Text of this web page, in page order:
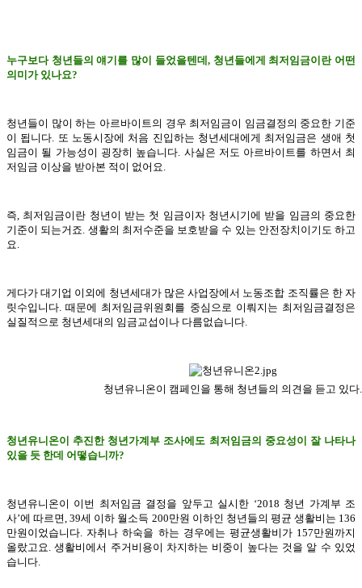
누구보다 청년들의 얘기를 많이 들었을텐데, 청년들에게 최저임금이란 어떤
의미가 있나요?
청년들이 많이 하는 아르바이트의 경우 최저임금이 임금결정의 중요한 기준
이 됩니다. 또 노동시장에 처음 진입하는 청년세대에게 최저임금은 생애 첫
임금이 될 가능성이 굉장히 높습니다. 사실은 저도 아르바이트를 하면서 최
저임금 이상을 받아본 적이 없어요.
즉, 최저임금이란 청년이 받는 첫 임금이자 청년시기에 받을 임금의 중요한
기준이 되는거죠. 생활의 최저수준을 보호받을 수 있는 안전장치이기도 하고
요.
게다가 대기업 이외에 청년세대가 많은 사업장에서 노동조합 조직률은 한 자
릿수입니다. 때문에 최저임금위원회를 중심으로 이뤄지는 최저임금결정은
실질적으로 청년세대의 임금교섭이나 다름없습니다.
청년유니온이 캠페인을 통해 청년들의 의견을 듣고 있다.
청년유니온이 추진한 청년가계부 조사에도 최저임금의 중요성이 잘 나타나
있을 듯 한데 어떻습니까?
청년유니온이 이번 최저임금 결정을 앞두고 실시한 ‘2018 청년 가계부 조
사’에 따르면, 39세 이하 월소득 200만원 이하인 청년들의 평균 생활비는 136
만원이었습니다. 자취나 하숙을 하는 경우에는 평균생활비가 157만원까지
올랐고요. 생활비에서 주거비용이 차지하는 비중이 높다는 것을 알 수 있었
습니다.